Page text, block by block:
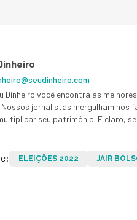
Dinheiro você encontra as
jornalistas mergulham nos
seu patrimônio. E claro,
ELEIÇÕES 2022 JAIR